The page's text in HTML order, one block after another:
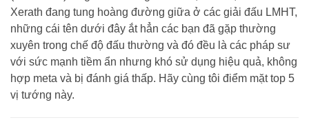
Xerath đang tung hoàng đường giữa ở các giải đấu LMHT,
những cái tên dưới đây ắt hẳn các bạn đã gặp thường
xuyên trong chế độ đấu thường và đó đều là các pháp sư
với sức mạnh tiềm ẩn nhưng khó sử dụng hiệu quả, không
hợp meta và bị đánh giá thấp. Hãy cùng tôi điểm mặt top 5
vị tướng này.